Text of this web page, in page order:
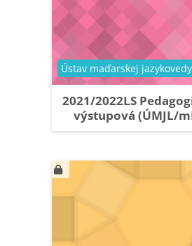
2021/2022LS
výstupová (ÚMJL/
Kategória kurzu